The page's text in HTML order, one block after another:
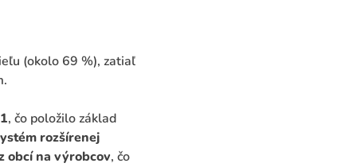
(okolo 69 %), zatiaľ
, čo položilo základ
rozšírenej
obcí na výrobcov, čo